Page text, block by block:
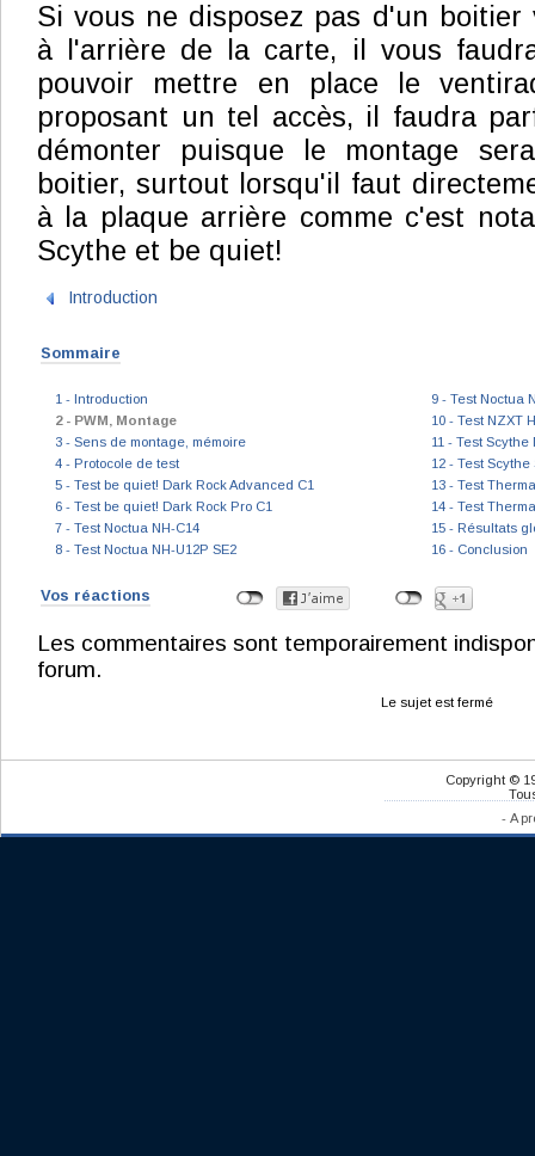
Si vous ne disposez pas d'un boitier
à l'arrière de la carte, il vous
pouvoir mettre en place le
proposant un tel accès, il faudra
démonter puisque le montage
boitier, surtout lorsqu'il faut
à la plaque arrière comme c'est
Scythe et be quiet!
Introduction
Sommaire
1 - Introduction
2 - PWM, Montage
3 - Sens de montage, mémoire
4 - Protocole de test
5 - Test be quiet! Dark Rock Advanced C1
6 - Test be quiet! Dark Rock Pro C1
7 - Test Noctua NH-C14
8 - Test Noctua NH-U12P SE2
9 - Test Noctua
10 - Test NZXT
11 - Test Scythe
12 - Test Scythe
13 - Test
14 - Test
15 - Résultats
16 - Conclusion
Vos réactions
Les commentaires sont temporairement
forum.
Le sujet est fermé
Copyright ©
- A